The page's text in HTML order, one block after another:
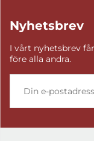
Nyhetsbrev
I vårt nyhetsbrev
före alla andra.